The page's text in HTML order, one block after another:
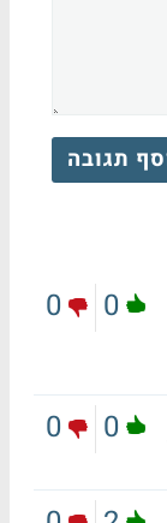
תגובה
0
0
0
0